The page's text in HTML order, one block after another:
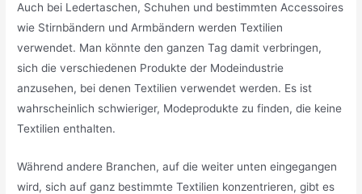
Auch bei Ledertaschen, Schuhen und bestimmten Accessoires
wie Stirnbändern und Armbändern werden Textilien
verwendet. Man könnte den ganzen Tag damit verbringen,
sich die verschiedenen Produkte der Modeindustrie
anzusehen, bei denen Textilien verwendet werden. Es ist
wahrscheinlich schwieriger, Modeprodukte zu finden, die keine
Textilien enthalten.
Während andere Branchen, auf die weiter unten eingegangen
wird, sich auf ganz bestimmte Textilien konzentrieren, gibt es